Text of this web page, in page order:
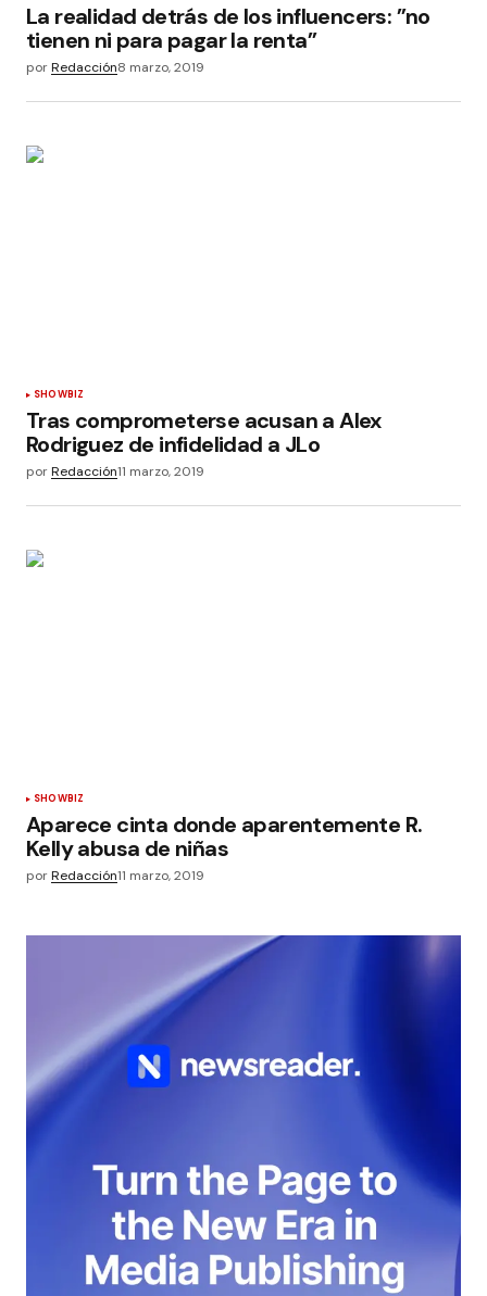
La realidad detrás de los influencers: ”no
tienen ni para pagar la renta”
porRedacción8 marzo, 2019
SHOWBIZ
Tras comprometerse acusan a Alex
Rodriguez de infidelidad a JLo
porRedacción11 marzo, 2019
SHOWBIZ
Aparece cinta donde aparentemente R.
Kelly abusa de niñas
porRedacción11 marzo, 2019